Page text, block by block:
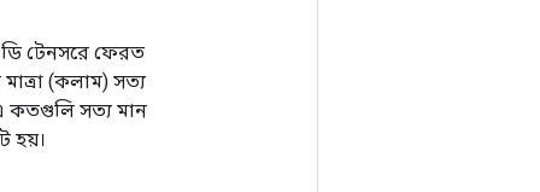
ডি টেনসরে ফেরত
মাত্রা (কলাম) সত্য
কতগুলি সত্য মান
হয়।